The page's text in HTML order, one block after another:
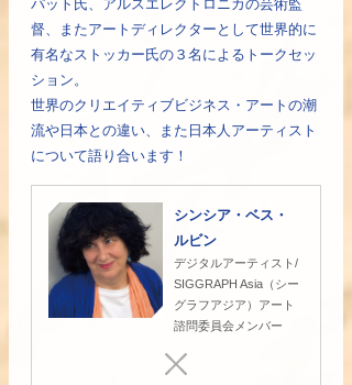
パット氏、アルスエレクトロニカの芸術監
督、またアートディレクターとして世界的に
有名なストッカー氏の３名によるトークセッ
ション。
世界のクリエイティブビジネス・アートの潮
流や日本との違い、また日本人アーティスト
について語り合います！
シンシア・ベス・
ルビン
デジタルアーティスト/
SIGGRAPH Asia（シー
グラフアジア）アート
諮問委員会メンバー